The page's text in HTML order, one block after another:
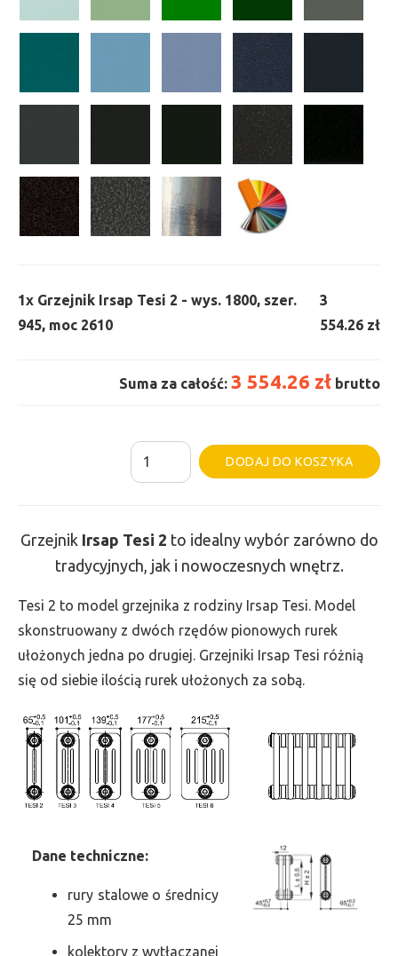
1x Grzejnik Irsap Tesi 2 - wys. 1800, szer.
945, moc 2610
3
554.26 zł
Suma za całość: 3 554.26 zł brutto
ilość
Grzejnik
-
wys.
1800,
szer.
945,
2610
DODAJ DO KOSZYKA
Grzejnik Irsap Tesi 2 to idealny wybór zarówno do
tradycyjnych, jak i nowoczesnych wnętrz.
Tesi 2 to model grzejnika z rodziny Irsap Tesi. Model
skonstruowany z dwóch rzędów pionowych rurek
ułożonych jedna po drugiej. Grzejniki Irsap Tesi różnią
się od siebie ilością rurek ułożonych za sobą.
Dane techniczne:
rury stalowe o średnicy
25 mm
kolektory z wytłaczanej